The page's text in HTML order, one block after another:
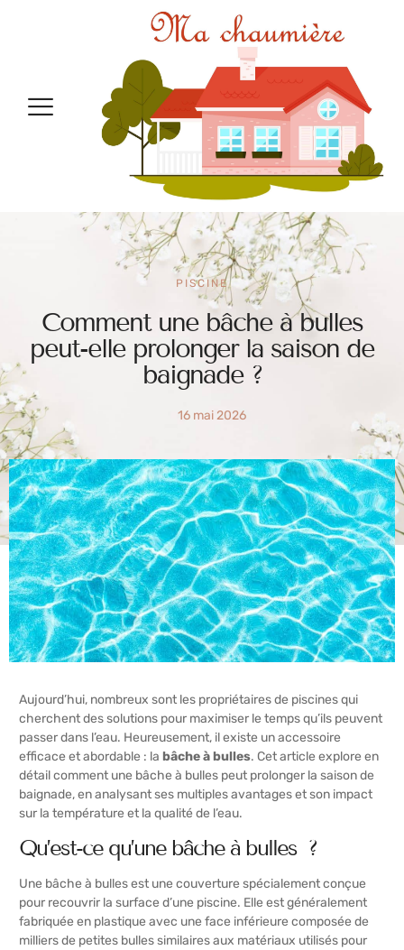
PISCINE
Comment une bâche à bulles
peut-elle prolonger la saison de
baignade ?
16 mai 2026
Aujourd’hui, nombreux sont les propriétaires de piscines qui
cherchent des solutions pour maximiser le temps qu’ils peuvent
passer dans l’eau. Heureusement, il existe un accessoire
efficace et abordable : la bâche à bulles. Cet article explore en
détail comment une bâche à bulles peut prolonger la saison de
baignade, en analysant ses multiples avantages et son impact
sur la température et la qualité de l’eau.
Qu’est-ce qu’une bâche à bulles ?
Une bâche à bulles est une couverture spécialement conçue
pour recouvrir la surface d’une piscine. Elle est généralement
fabriquée en plastique avec une face inférieure composée de
milliers de petites bulles similaires aux matériaux utilisés pour